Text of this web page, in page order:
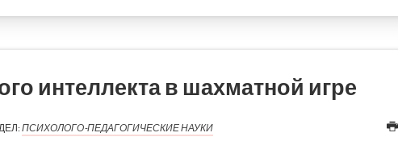
К
интеллекта в шахматной игре
ПСИХОЛОГО-ПЕДАГОГИЧЕСКИЕ НАУКИ